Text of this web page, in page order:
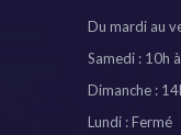
Du mardi au
Samedi : 10h
Dimanche :
Lundi : Fermé